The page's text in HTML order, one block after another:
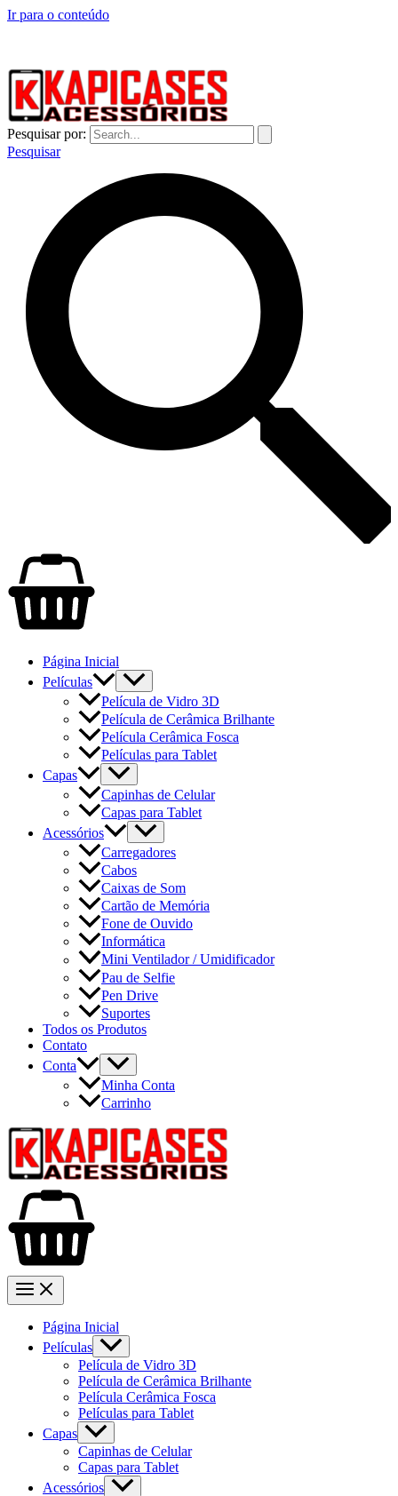
Ir para o conteúdo
Pesquisar por:
Pesquisar
Página Inicial
Películas
Película de Vidro 3D
Película de Cerâmica Brilhante
Película Cerâmica Fosca
Películas para Tablet
Capas
Capinhas de Celular
Capas para Tablet
Acessórios
Carregadores
Cabos
Caixas de Som
Cartão de Memória
Fone de Ouvido
Informática
Mini Ventilador / Umidificador
Pau de Selfie
Pen Drive
Suportes
Todos os Produtos
Contato
Conta
Minha Conta
Carrinho
Página Inicial
Películas
Película de Vidro 3D
Película de Cerâmica Brilhante
Película Cerâmica Fosca
Películas para Tablet
Capas
Capinhas de Celular
Capas para Tablet
Acessórios